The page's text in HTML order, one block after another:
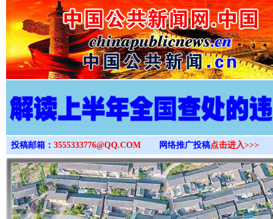
>
投稿邮箱： 3555333776@QQ.COM 网络推广投稿点击进入>>>